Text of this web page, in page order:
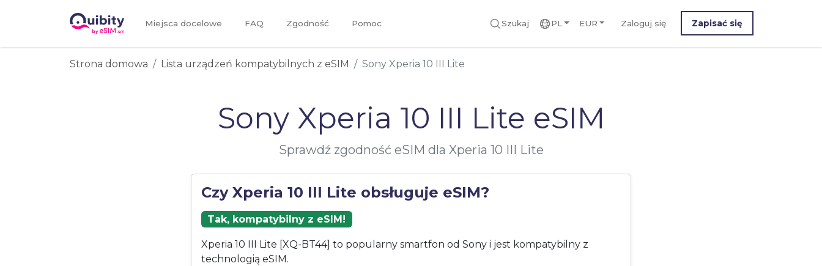
Miejsca docelowe FAQ Zgodność Pomoc Szukaj PL EUR Zaloguj się Zapisać się
Strona domowa Lista urządzeń kompatybilnych z eSIM Sony Xperia 10 III Lite
Sony Xperia 10 III Lite eSIM
Sprawdź zgodność eSIM dla Xperia 10 III Lite
Czy Xperia 10 III Lite obsługuje eSIM?
Tak, kompatybilny z eSIM!
Xperia 10 III Lite [XQ-BT44] to popularny smartfon od Sony i jest kompatybilny z
technologią eSIM.